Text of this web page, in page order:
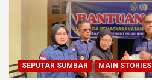
SEPUTAR SUMBAR MAIN STORIES